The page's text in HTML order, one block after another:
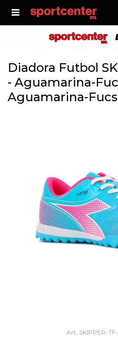

Diadora Futbol
- Aguamarina-
Aguamarina-
SKIPPER-TF-